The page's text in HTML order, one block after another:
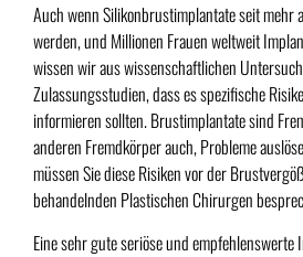
Auch wenn Silikonbrustimplantate seit mehr
werden, und Millionen Frauen weltweit
wissen wir aus wissenschaftlichen
Zulassungsstudien, dass es spezifische
informieren sollten. Brustimplantate sind
anderen Fremdkörper auch, Probleme
müssen Sie diese Risiken vor der
behandelnden Plastischen Chirurgen
Eine sehr gute seriöse und